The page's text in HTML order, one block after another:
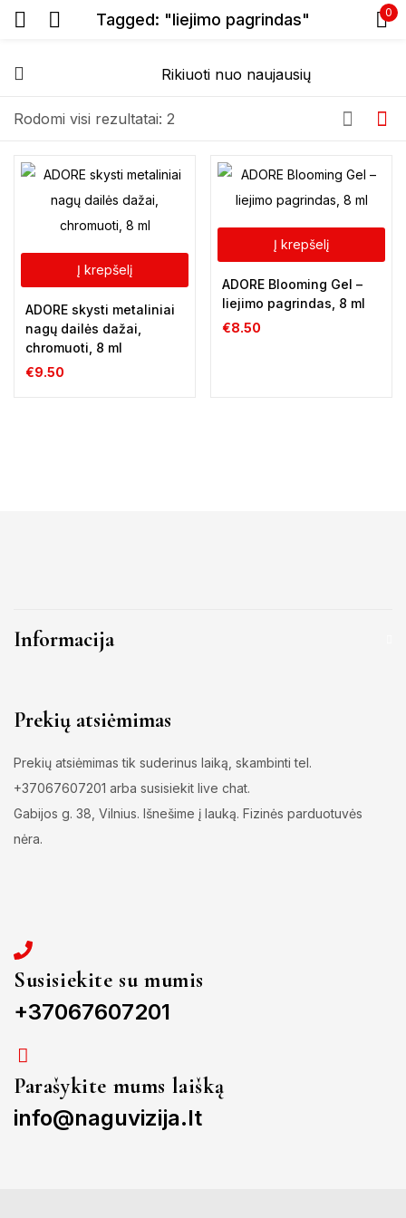
Tagged: "liejimo pagrindas" 0
Rodomi visi rezultatai: 2
Į krepšelį
ADORE skysti metaliniai
nagų dailės dažai,
chromuoti, 8 ml
€9.50
Į krepšelį
ADORE Blooming Gel –
liejimo pagrindas, 8 ml
€8.50
Informacija
Prekių atsiėmimas
Prekių atsiėmimas tik suderinus laiką, skambinti tel.
+37067607201 arba susisiekit live chat.
Gabijos g. 38, Vilnius. Išnešime į lauką. Fizinės parduotuvės
nėra.
Susisiekite su mumis
+37067607201
Parašykite mums laišką
info@naguvizija.lt
Prisiminti slaptažodį
Prisijungti